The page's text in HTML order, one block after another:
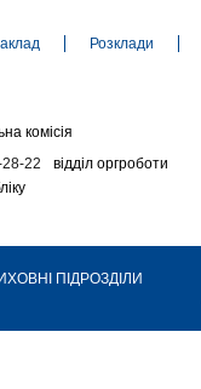
Розклади
комісія
відділ оргроботи
22
ПІДРОЗДІЛИ